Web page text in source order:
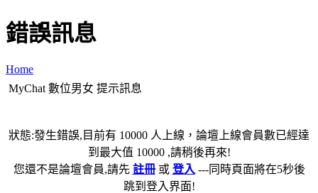
錯誤訊息
Home
MyChat 數位男女 提示訊息
狀態:發生錯誤,目前有 10000 人上線，論壇上線會員數已經達
到最大值 10000 ,請稍後再來!
您還不是論壇會員,請先 註冊或 登入 ---同時頁面將在5秒後
跳到登入界面!